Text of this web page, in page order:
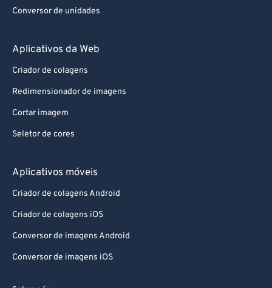
Conversor de unidades
Aplicativos da Web
Criador de colagens
Redimensionador de imagens
Cortar imagem
Seletor de cores
Aplicativos móveis
Criador de colagens Android
Criador de colagens iOS
Conversor de imagens Android
Conversor de imagens iOS